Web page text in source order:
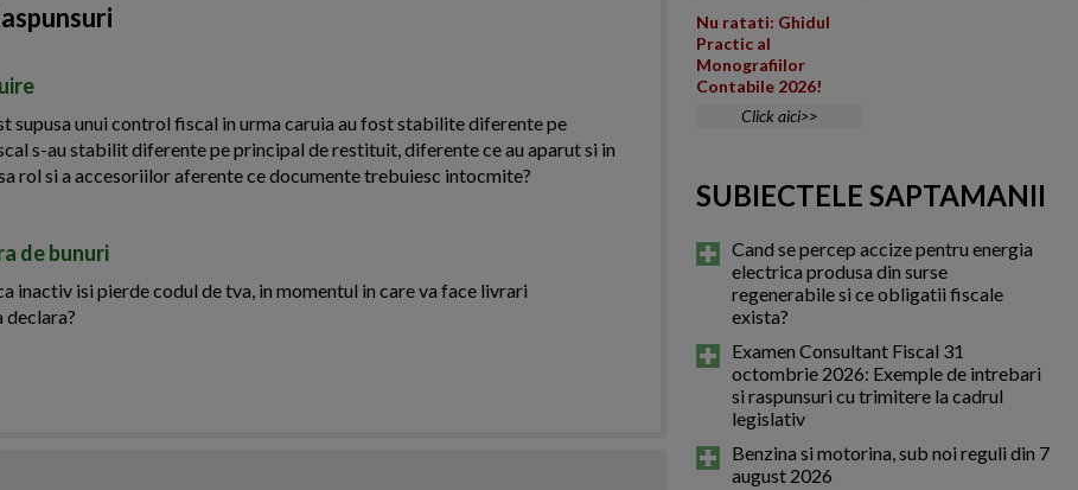
supusa unui control fiscal in urma caruia au fost stabilite diferente pe
s-au stabilit diferente pe principal de restituit, diferente ce au aparut si in
rol si a accesoriilor aferente ce documente trebuiesc intocmite?
de bunuri
inactiv isi pierde codul de tva, in momentul in care va face livrari
declara?
Nu ratati: Ghidul
Practic al
Monografiilor
Contabile 2026!
Click aici>>
SUBIECTELE SAPTAMANII
Cand se percep accize pentru energia
electrica produsa din surse
regenerabile si ce obligatii fiscale
exista?
Examen Consultant Fiscal 31
octombrie 2026: Exemple de intrebari
si raspunsuri cu trimitere la cadrul
legislativ
Benzina si motorina, sub noi reguli din 7
august 2026